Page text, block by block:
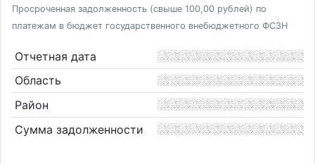
Просроченная задолженность (свыше 100,00 рублей) по
платежам в бюджет государственного внебюджетного ФСЗН
Отчетная дата
Область
Район
Сумма задолженности